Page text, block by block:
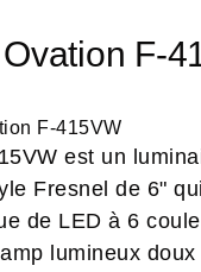
F-
est un
Fresnel de 6"
de LED à 6
lumineux